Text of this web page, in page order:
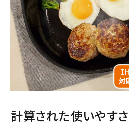
計算された使いやす